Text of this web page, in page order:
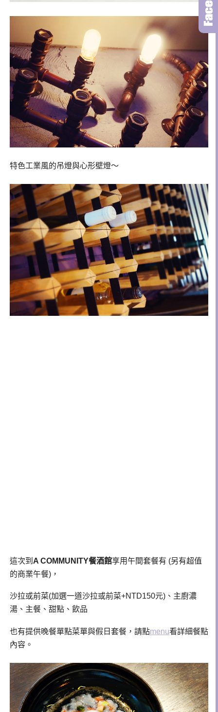
特色工業風的吊燈與心形壁燈～
這次到 A COMMUNITY餐酒館享用午間套餐有 (另有超值
的商業午餐)，
沙拉或前菜(加選一道沙拉或前菜+NTD150元) 、 主廚濃
湯 、 主餐 、 甜點 、 飲品
也有提供晚餐單點菜單與假日套餐，請點menu看詳細餐點
內容。